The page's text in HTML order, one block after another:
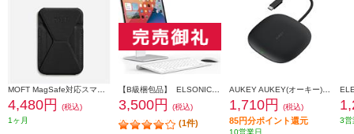
4,480円
(税込)
1ヶ月
3,500円 (税込)
(1件)
1,710円 (税込)
85円分ポイント還元
10営業日
3営